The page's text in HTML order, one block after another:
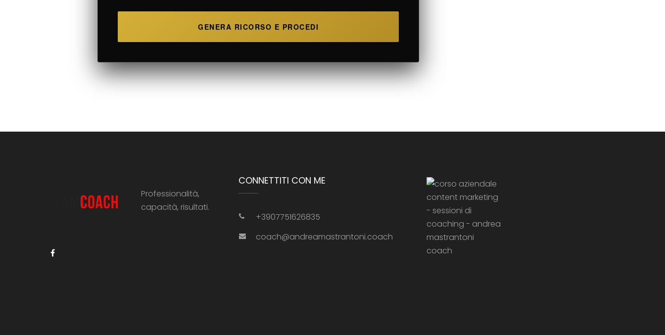
GENERA RICORSO E PROCEDI
Professionalità,
capacità, risultati.
CONNETTITI CON ME
+3907751626835
coach@andreamastrantoni.coach